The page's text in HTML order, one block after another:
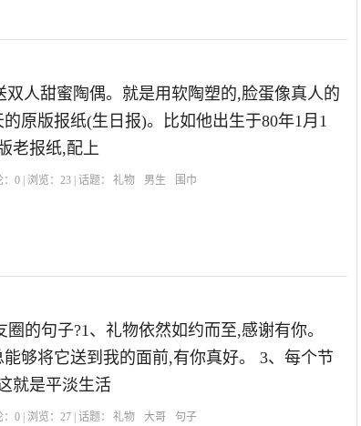
双人甜蜜陶偶。就是用软陶塑的,脸蛋像真人的
原版报纸(生日报)。比如他出生于80年1月1
老报纸,配上
：0 | 浏览：23 | 话题： 礼物 男生 围巾
的句子?1、礼物依然如约而至,感谢有你。
够将它送到我的面前,有你真好。 3、每个节
就是平淡生活
：0 | 浏览：27 | 话题： 礼物 大哥 句子